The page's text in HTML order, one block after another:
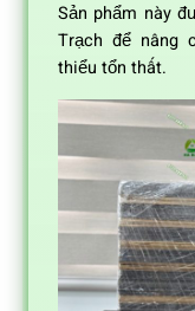
Sản phẩm này
Trạch để nâng
thiểu tổn thất.